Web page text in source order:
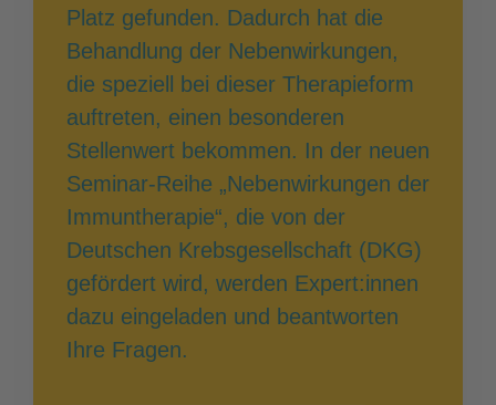
Platz gefunden. Dadurch hat die
Behandlung der Nebenwirkungen,
die speziell bei dieser Therapieform
auftreten, einen besonderen
Stellenwert bekommen. In der neuen
Seminar-Reihe „Nebenwirkungen der
Immuntherapie“, die von der
Deutschen Krebsgesellschaft (DKG)
gefördert wird, werden Expert:innen
dazu eingeladen und beantworten
Ihre Fragen.